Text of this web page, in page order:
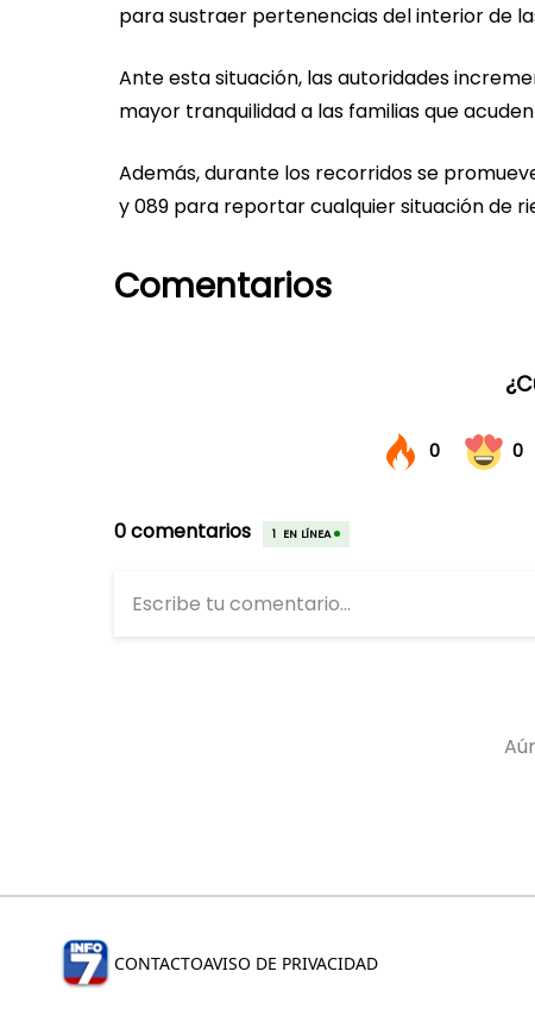
para sustraer pertenencias del interior de
Ante esta situación, las autoridades
mayor tranquilidad a las familias que
Además, durante los recorridos se
y 089 para reportar cualquier situación de
Comentarios
CONTACTOAVISO DE PRIVACIDAD